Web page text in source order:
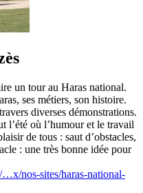
un tour au Haras national.
ses métiers, son histoire.
diverses démonstrations.
l’été où l’humour et le travail
de tous : saut d’obstacles,
: une très bonne idée pour
nos-sites/haras-national-